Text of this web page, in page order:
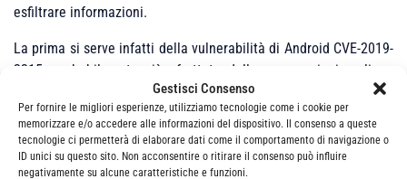
Gestisci Consenso
Per fornire le migliori esperienze, utilizziamo tecnologie come i cookie per
memorizzare e/o accedere alle informazioni del dispositivo. Il consenso a queste
tecnologie ci permetterà di elaborare dati come il comportamento di navigazione o
ID unici su questo sito. Non acconsentire o ritirare il consenso può influire
negativamente su alcune caratteristiche e funzioni.
esfiltrare informazioni.
La prima si serve infatti della vulnerabilità di Android CVE-2019-
2215, probabilmente già sfruttata dalla compagnia israeliana
NSO Group, una falla di tipo local privilege escalation che
riguarda Binder corretta lo scorso novembre. Camero e FileCrypt
Manger fungono quindi da dropper. Dopo aver scaricato un file
DEX dal server C&C grazie ai privilegi di root acquisiti sfruttando